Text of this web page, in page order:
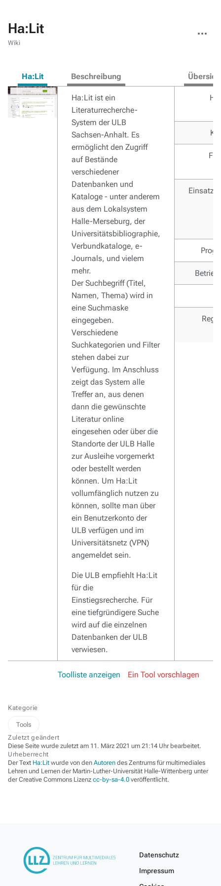
Ha:Lit
Wiki
Aktionen
Ha:Lit Beschreibung
Ha:Lit ist ein
Literaturrecherche-
System der ULB
Sachsen-Anhalt. Es
ermöglicht den Zugriff
auf Bestände
verschiedener
Datenbanken und
Kataloge - unter anderem
aus dem Lokalsystem
Halle-Merseburg, der
Universitätsbibliographie,
Verbundkataloge, e-
Journals, und vielem
mehr.
Der Suchbegriff (Titel,
Namen, Thema) wird in
eine Suchmaske
eingegeben.
Verschiedene
Suchkategorien und Filter
stehen dabei zur
Verfügung. Im Anschluss
zeigt das System alle
Treffer an, aus denen
dann die gewünschte
Literatur online
eingesehen oder über die
Standorte der ULB Halle
zur Ausleihe vorgemerkt
oder bestellt werden
können. Um Ha:Lit
vollumfänglich nutzen zu
können, sollte man über
ein Benutzerkonto der
ULB verfügen und im
Universitätsnetz (VPN)
angemeldet sein.
Die ULB empfiehlt Ha:Lit
für die
Einstiegsrecherche. Für
eine tiefgründigere Suche
wird auf die einzelnen
Datenbanken der ULB
verwiesen.
Toolliste anzeigen Ein Tool vorschlagen
Kategorie
Tools
Zuletzt geändert
Diese Seite wurde zuletzt am 11. März 2021 um 21:14 Uhr bearbeitet.
Urheberrecht
Der Text Ha:Lit wurde von den Autoren des Zentrums für multimediales
Lehren und Lernen der Martin-Luther-Universität Halle-Wittenberg unter
der Creative Commons Lizenz cc-by-sa-4.0 veröffentlicht.
Datenschutz
Impressum